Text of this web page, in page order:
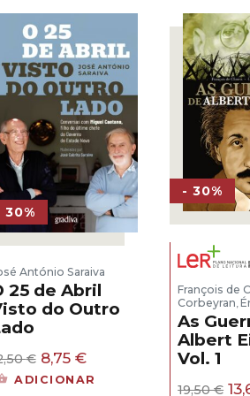
30%
António Saraiva
25 de Abril
do Outro
€ O
preço
8,75 €O
preço
ADICIONAR
- 30%
François de
Corbeyran,
As
Albert
Vol. 1
19,50€ O